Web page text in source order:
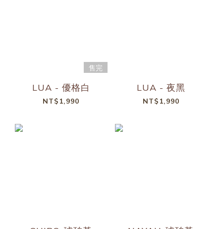
售完
LUA - 優格白
NT$1,990
LUA - 夜黑
NT$1,990